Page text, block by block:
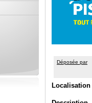
Déposée par
Localisation